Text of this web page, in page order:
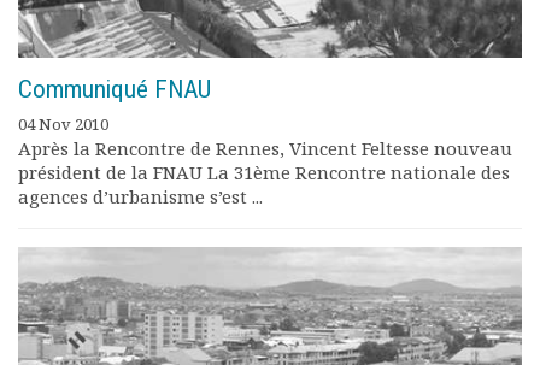
Communiqué FNAU
04 Nov 2010
Après la Rencontre de Rennes, Vincent Feltesse nouveau
président de la FNAU La 31ème Rencontre nationale des
agences d’urbanisme s’est ...